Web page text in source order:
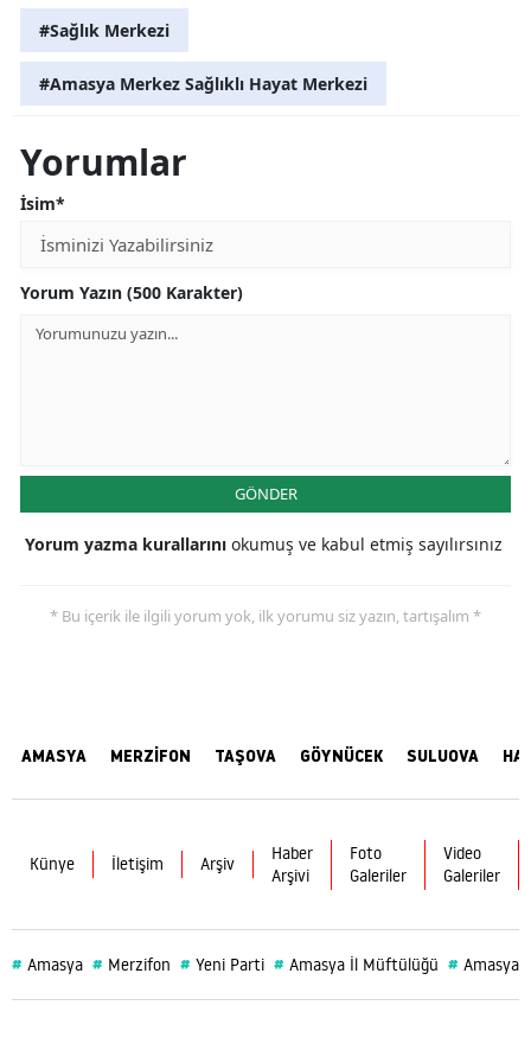
#Sağlık Merkezi
#Amasya Merkez Sağlıklı Hayat Merkezi
Yorumlar
İsim*
Yorum Yazın (500 Karakter)
GÖNDER
Yorum yazma kurallarını okumuş ve kabul etmiş sayılırsınız
* Bu içerik ile ilgili yorum yok, ilk yorumu siz yazın, tartışalım *
AMASYA MERZİFON TAŞOVA GÖYNÜCEK SULUOVA
Künye İletişim Arşiv
Haber
Arşivi
Foto
Galeriler
Video
Galeriler
# Amasya # Merzifon # Yeni Parti # Amasya İl Müftülüğü # Amasya